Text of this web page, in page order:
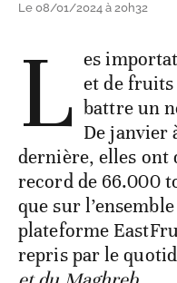
Le 08/01/2024 à 20h32
L es
et de fruits
battre un
De janvier
dernière, elles ont
record de 66.000
que sur
plateforme
repris par le